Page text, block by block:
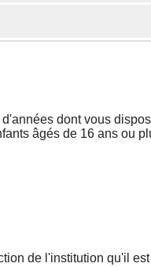
dont vous
âgés de 16 ans ou
de l'institution qu'il